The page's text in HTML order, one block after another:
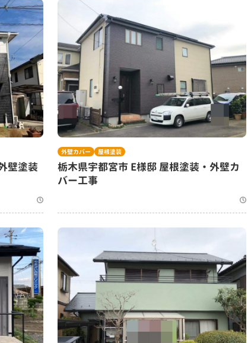
壁塗装
外壁カバー 屋根塗装
栃木県宇都宮市 E様邸 屋根塗装・外壁カ
バー工事